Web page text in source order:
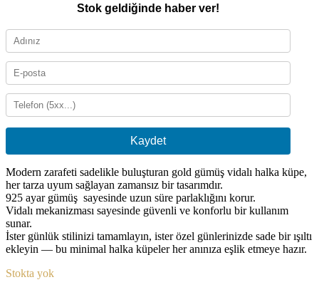
Stok geldiğinde haber ver!
Kaydet
Modern zarafeti sadelikle buluşturan gold gümüş vidalı halka küpe,
her tarza uyum sağlayan zamansız bir tasarımdır.
925 ayar gümüş sayesinde uzun süre parlaklığını korur.
Vidalı mekanizması sayesinde güvenli ve konforlu bir kullanım
sunar.
İster günlük stilinizi tamamlayın, ister özel günlerinizde sade bir ışıltı
ekleyin — bu minimal halka küpeler her anınıza eşlik etmeye hazır.
Stokta yok